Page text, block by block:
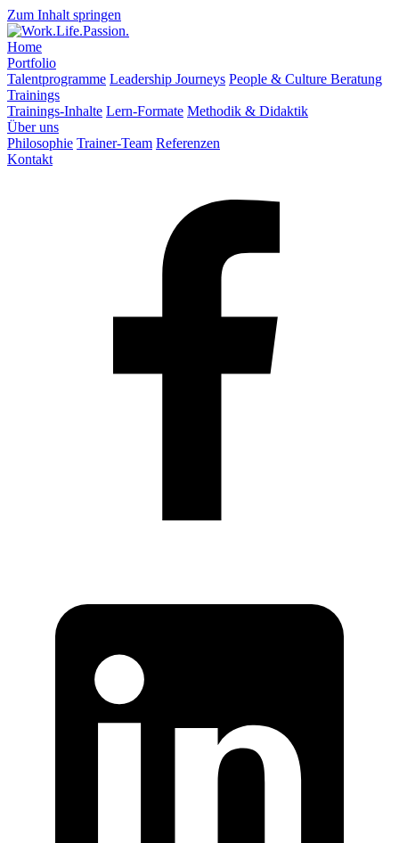
Zum Inhalt springen
Home
Portfolio
Talentprogramme Leadership Journeys People & Culture Beratung
Trainings
Trainings-Inhalte Lern-Formate Methodik & Didaktik
Über uns
Philosophie Trainer-Team Referenzen
Kontakt